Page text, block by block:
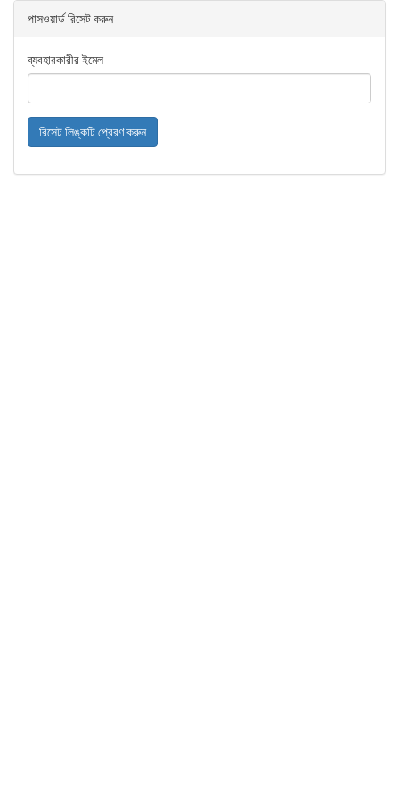
পাসওয়ার্ড রিসেট করুন
ব্যবহারকারীর ইমেল
রিসেট লিঙ্কটি প্রেরণ করুন